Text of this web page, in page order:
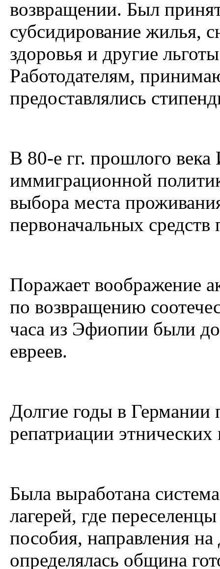
возвращении. Был
субсидирование жилья,
здоровья и другие
Работодателям,
предоставлялись
В 80-е гг. прошлого
иммиграционной
выбора места
первоначальных
Поражает воображение
по возвращению
часа из Эфиопии были
евреев.
Долгие годы в Германии
репатриации этнических
Была выработана
лагерей, где
пособия, направления
определялась община